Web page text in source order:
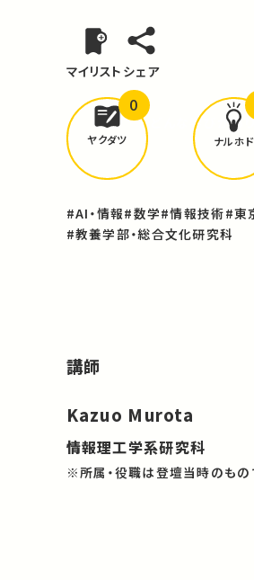
マイリスト シェア
どんな学びがあ
ヤクダツ
0
ナルホド
#AI・情報#数学#情報技術#東
#教養学部・総合文化研究科
講師
Kazuo Murota
情報理工学系研究科
※所属・役職は登壇当時のもの